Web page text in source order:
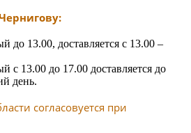
до 13.00, доставляется с 13.00 –
с 13.00 до 17.00 доставляется до
день.
согласовуется при